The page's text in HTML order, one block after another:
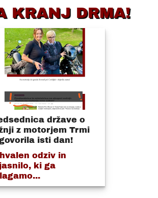
KRANJ DRMA!
države o
z motorjem Trmi
isti dan!
odziv in
ki ga